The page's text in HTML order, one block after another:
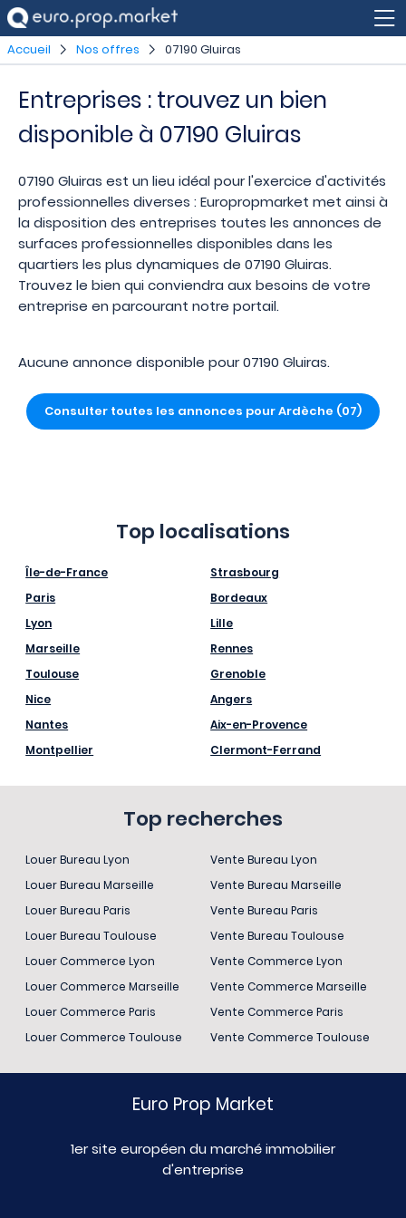
Accueil Nos offres 07190 Gluiras
Entreprises : trouvez un bien
disponible à 07190 Gluiras
07190 Gluiras est un lieu idéal pour l'exercice d'activités
professionnelles diverses : Europropmarket met ainsi à
la disposition des entreprises toutes les annonces de
surfaces professionnelles disponibles dans les
quartiers les plus dynamiques de 07190 Gluiras.
Trouvez le bien qui conviendra aux besoins de votre
entreprise en parcourant notre portail.
Aucune annonce disponible pour 07190 Gluiras.
Consulter toutes les annonces pour Ardèche (07)
Top localisations
Île-de-France
Paris
Lyon
Marseille
Toulouse
Nice
Nantes
Montpellier
Strasbourg
Bordeaux
Lille
Rennes
Grenoble
Angers
Aix-en-Provence
Clermont-Ferrand
Top recherches
Louer Bureau Lyon
Louer Bureau Marseille
Louer Bureau Paris
Louer Bureau Toulouse
Louer Commerce Lyon
Louer Commerce Marseille
Louer Commerce Paris
Louer Commerce Toulouse
Vente Bureau Lyon
Vente Bureau Marseille
Vente Bureau Paris
Vente Bureau Toulouse
Vente Commerce Lyon
Vente Commerce Marseille
Vente Commerce Paris
Vente Commerce Toulouse
Euro Prop Market
1er site européen du marché immobilier
d'entreprise